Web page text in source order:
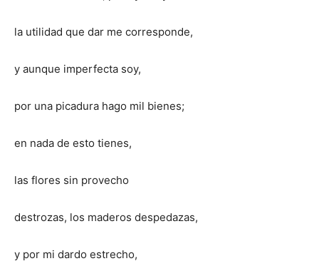
la utilidad que dar me corresponde,
y aunque imperfecta soy,
por una picadura hago mil bienes;
en nada de esto tienes,
las flores sin provecho
destrozas, los maderos despedazas,
y por mi dardo estrecho,